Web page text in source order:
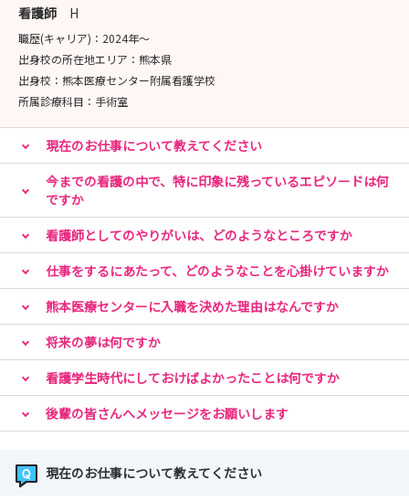
令和８年8月7日（金）13:30～16:15 受付期間：令和８
年7月1日（水）-7月15日（水）
お申込みはマイナビ看護学生「熊本医療センター」のペー
ジよりお願いいたします。
皆さまのご参加を心よりお待ちしております。
※受付期間開始後にお申し込み可能となります。
※救急1日体験およびがん看護体験は、応募多数の場合、
人数調整を行う場合がありますのでご了承ください。
看護師 H
職歴(キャリア)： 2024年〜
出身校の所在地エリア： 熊本県
出身校： 熊本医療センター附属看護学校
所属診療科目： 手術室
現在のお仕事について教えてください
今までの看護の中で、特に印象に残っているエピソードは何
ですか
看護師としてのやりがいは、どのようなところですか
仕事をするにあたって、どのようなことを心掛けていますか
熊本医療センターに入職を決めた理由はなんですか
将来の夢は何ですか
看護学生時代にしておけばよかったことは何ですか
後輩の皆さんへメッセージをお願いします
現在のお仕事について教えてください